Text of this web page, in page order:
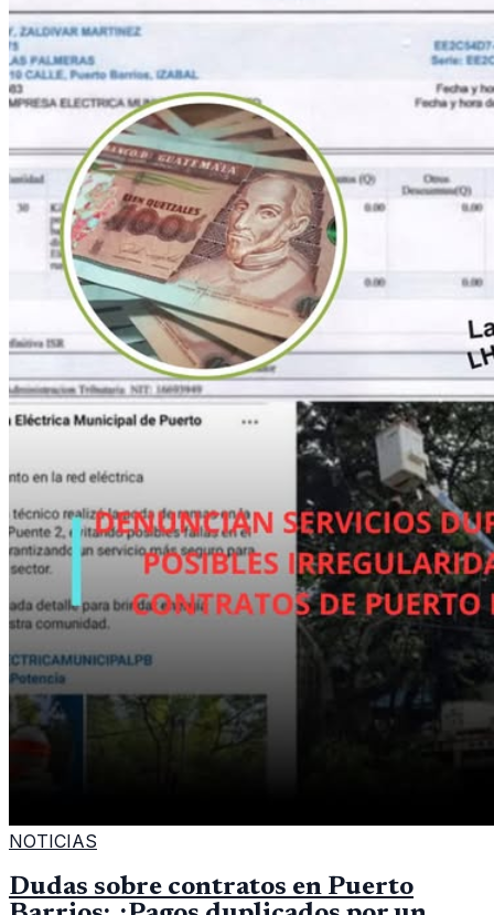
NOTICIAS
Dudas sobre contratos en Puerto